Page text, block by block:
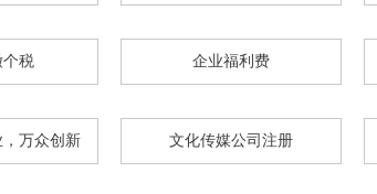
个税 企业福利费
万众创新 文化传媒公司注册